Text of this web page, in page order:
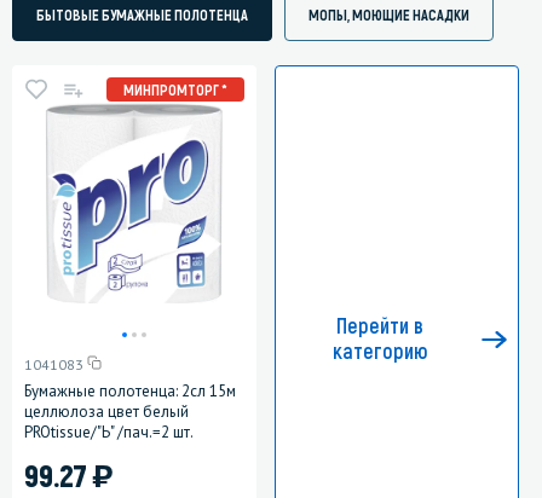
БЫТОВЫЕ БУМАЖНЫЕ ПОЛОТЕНЦА МОПЫ, МОЮЩИЕ НАСАДКИ
МИНПРОМТОРГ *
1041083
Бумажные полотенца: 2сл 15м
целлюлоза цвет белый
PROtissue/"Ь" /пач.=2 шт.
99.27)
Перейти в
категорию